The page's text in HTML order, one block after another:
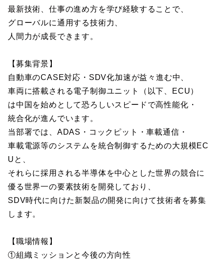
最新技術、仕事の進め方を学び経験することで、
グローバルに通用する技術力、
人間力が成長できます。
【募集背景】
自動車のCASE対応・SDV化加速が益々進む中、
車両に搭載される電子制御ユニット（以下、ECU）
は中国を始めとして恐ろしいスピードで高性能化・
統合化が進んでいます。
当部署では、ADAS・コックピット・車載通信・
車載電源等のシステムを統合制御するための大規模EC
Uと、
それらに採用される半導体を中心とした世界の競合に
優る世界一の要素技術を開発しており、
SDV時代に向けた新製品の開発に向けて技術者を募集
します。
【職場情報】
①組織ミッションと今後の方向性